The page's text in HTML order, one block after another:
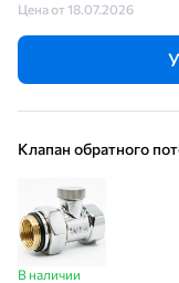
Цена от 18.07.2026
Клапан обратного
В наличии